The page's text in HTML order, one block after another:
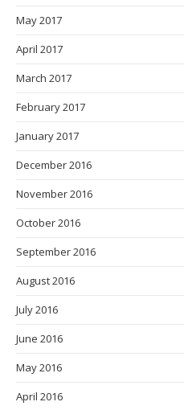
May 2017
April 2017
March 2017
February 2017
January 2017
December 2016
November 2016
October 2016
September 2016
August 2016
July 2016
June 2016
May 2016
April 2016